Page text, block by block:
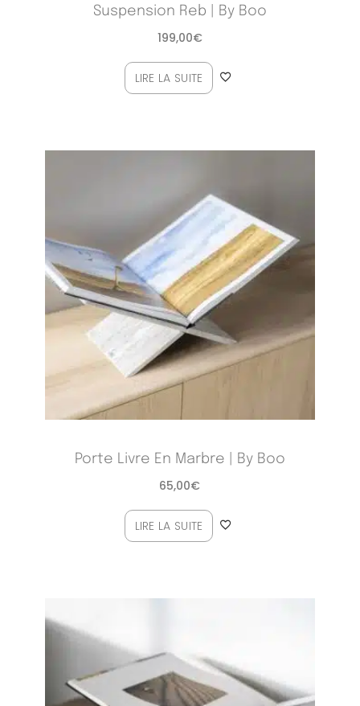
Suspension Reb | By Boo
199,00€
LIRE LA SUITE
Porte Livre En Marbre | By Boo
65,00€
LIRE LA SUITE